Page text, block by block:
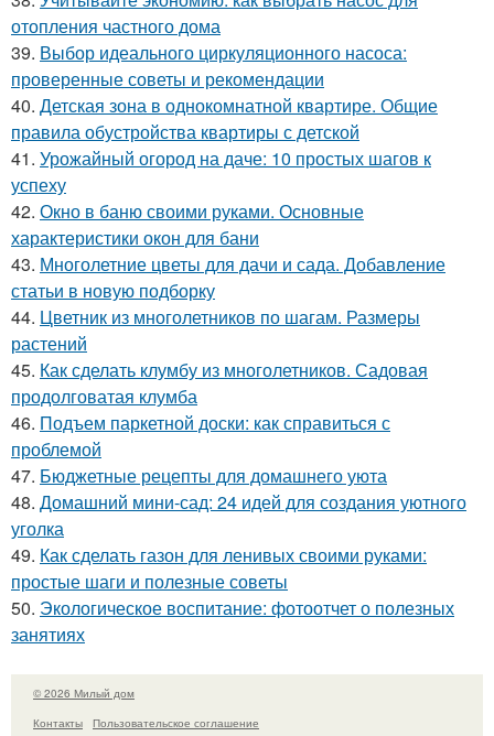
отопления частного дома
39. Выбор идеального циркуляционного насоса:
проверенные советы и рекомендации
40. Детская зона в однокомнатной квартире. Общие
правила обустройства квартиры с детской
41. Урожайный огород на даче: 10 простых шагов к
успеху
42. Окно в баню своими руками. Основные
характеристики окон для бани
43. Многолетние цветы для дачи и сада. Добавление
статьи в новую подборку
44. Цветник из многолетников по шагам. Размеры
растений
45. Как сделать клумбу из многолетников. Садовая
продолговатая клумба
46. Подъем паркетной доски: как справиться с
проблемой
47. Бюджетные рецепты для домашнего уюта
48. Домашний мини-сад: 24 идей для создания уютного
уголка
49. Как сделать газон для ленивых своими руками:
простые шаги и полезные советы
50. Экологическое воспитание: фотоотчет о полезных
занятиях
© 2026 Милый дом
Контакты
Пользовательское соглашение